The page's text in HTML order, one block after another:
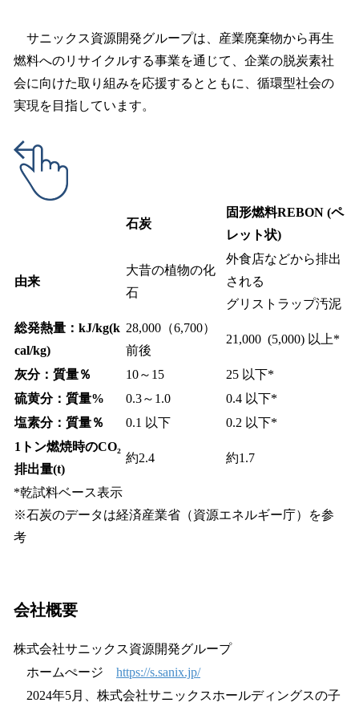
サニックス資源開発グループは、産業廃棄物から再生
燃料へのリサイクルする事業を通じて、企業の脱炭素社
会に向けた取り組みを応援するとともに、循環型社会の
実現を目指しています。
石炭
固形燃料REBON (ペ
レット状)
由来
大昔の植物の化
石
外食店などから排出
される
グリストラップ汚泥
総発熱量：kJ/kg(k
cal/kg)
28,000（6,700）
前後
21,000 (5,000) 以上*
灰分：質量％ 10～15
25 以下*
硫黄分：質量%
0.3～1.0
0.4 以下*
塩素分：質量％
0.1 以下
0.2 以下*
1トン燃焼時のCO₂
排出量(t)
約2.4 約1.7
*乾試料ベース表示
※石炭のデータは経済産業省（資源エネルギー庁）を参
考
会社概要
株式会社サニックス資源開発グループ
ホームぺージ https://s.sanix.jp/
2024年5月、株式会社サニックスホールディングスの子